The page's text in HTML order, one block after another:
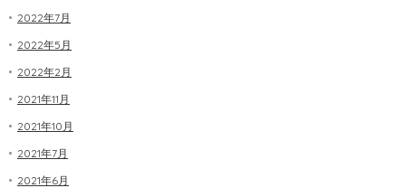
2022年7月
2022年5月
2022年2月
2021年11月
2021年10月
2021年7月
2021年6月